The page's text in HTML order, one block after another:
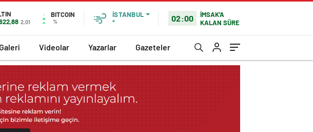
2,01
BITCOIN
%
İSTANBUL
°
02:00
İMSAK'A
KALAN SÜRE
Videolar Yazarlar Gazeteler